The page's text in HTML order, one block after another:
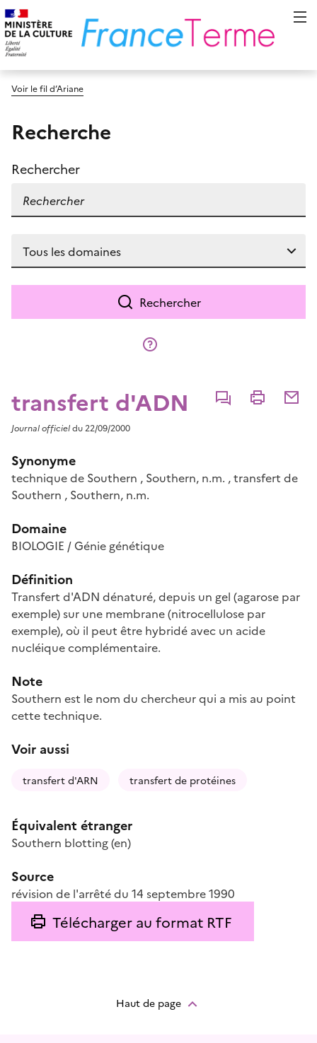
Voir le fil d’Ariane
Recherche
Rechercher
Rechercher
transfert d'ADN CommenterImprimer
Journal officieldu 22/09/2000
Synonyme
technique de Southern , Southern, n.m. ,transfert de
Southern , Southern, n.m.
Domaine
BIOLOGIE / Génie génétique
Définition
Transfert d'ADN dénaturé, depuis un gel (agarose par
exemple) sur une membrane (nitrocellulose par
exemple), où il peut être hybridé avec un acide
nucléique complémentaire.
Note
Southern est le nom du chercheur qui a mis au point
cette technique.
Voir aussi
transfert d'ARN transfert de protéines
Équivalent étranger
Southern blotting(en)
Source
révision de l'arrêté du 14 septembre 1990
Télécharger au format RTF
Haut de page